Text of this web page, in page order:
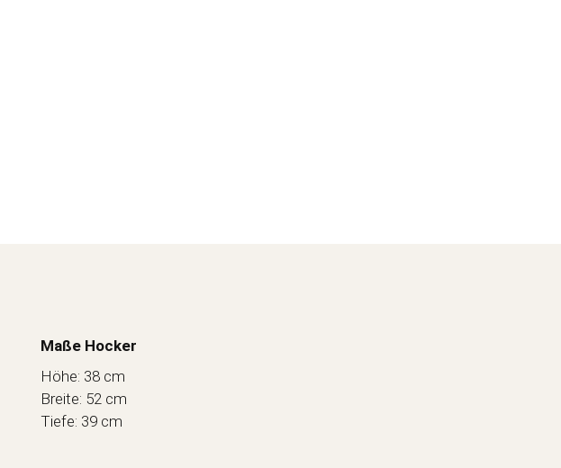
Maße Hocker
Höhe: 38 cm
Breite: 52 cm
Tiefe: 39 cm